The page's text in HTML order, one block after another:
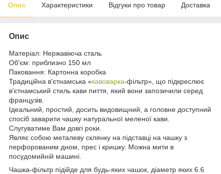
Опис Характеристики Відгуки про товар Доставка
Опис
Матеріал: Нержавіюча сталь
Об'єм: приблизно 150 мл
Паковання: Картонна коробка
Традиційна в'єтнамська «кавоварка-фільтр», що підкреслює
в'єтнамський стиль кави пиття, який вони запозичили серед
французів.
Ідеальний, простий, досить видовищний, а головне доступний
спосіб заварити чашку натуральної меленої кави.
Слугуватиме Вам довгі роки.
Являє собою металеву склянку на підставці на чашку з
перфорованим дном, прес і кришку. Можна мити в
посудомийній машині.
Чашка-фільтр підійде для будь-яких чашок, діаметр яких 6.6